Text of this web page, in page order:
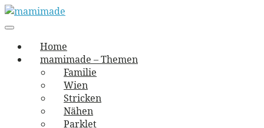
Skip
to
mamimade
vernäht und zugetextet
navigation
Menu
Home
mamimade – Themen
Familie
Wien
Stricken
Nähen
Parklet